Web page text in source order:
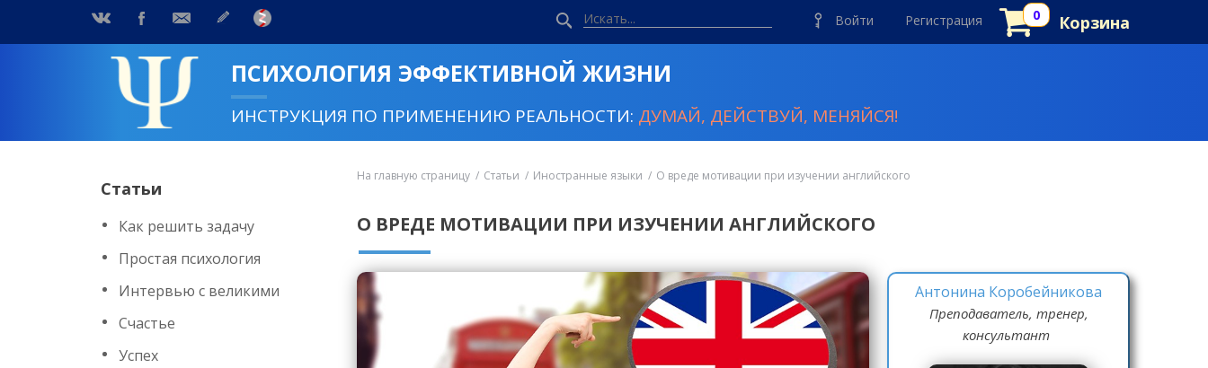
Войти Регистрация Корзина
ПСИХОЛОГИЯ ЭФФЕКТИВНОЙ ЖИЗНИ
ИНСТРУКЦИЯ ПО ПРИМЕНЕНИЮ РЕАЛЬНОСТИ: ДУМАЙ, ДЕЙСТВУЙ, МЕНЯЙСЯ!
Статьи
Как решить задачу
Простая психология
Интервью с великими
Счастье
Успех
На главную страницу Статьи Иностранные языки О вреде мотивации при изучении английского
О ВРЕДЕ МОТИВАЦИИ ПРИ ИЗУЧЕНИИ АНГЛИЙСКОГО
Антонина Коробейникова
Преподаватель, тренер,
консультант